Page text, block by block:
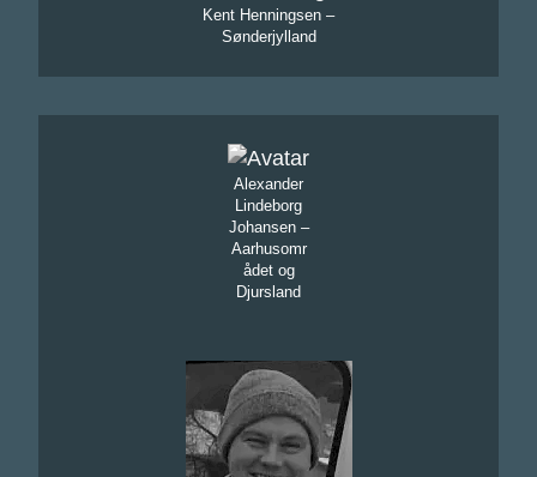
Kent Henningsen –
Sønderjylland
Alexander
Lindeborg
Johansen –
Aarhusomr
ådet og
Djursland